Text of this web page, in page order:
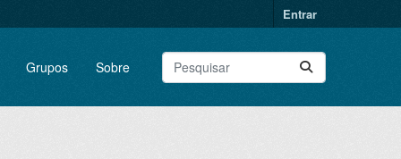
Entrar
Grupos Sobre